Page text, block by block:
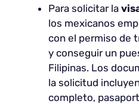
Para solicitar la
los mexicanos
con el permiso de
y conseguir un
Filipinas. Los
la solicitud
completo,